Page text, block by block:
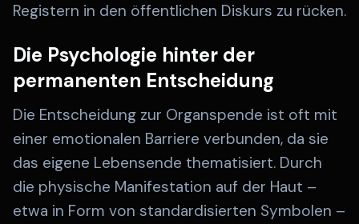
Registern in den öffentlichen Diskurs zu rücken.
Die Psychologie hinter der
permanenten Entscheidung
Die Entscheidung zur Organspende ist oft mit
einer emotionalen Barriere verbunden, da sie
das eigene Lebensende thematisiert. Durch
die physische Manifestation auf der Haut –
etwa in Form von standardisierten Symbolen –